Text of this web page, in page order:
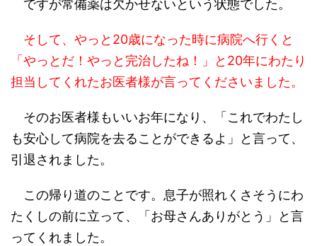
ですが常備薬は欠かせないという状態でした。
そして、やっと20歳になった時に病院へ行くと
「やっとだ！やっと完治したね！」と20年にわたり
担当してくれたお医者様が言ってくださいました。
そのお医者様もいいお年になり、「これでわたし
も安心して病院を去ることができるよ」と言って、
引退されました。
この帰り道のことです。息子が照れくさそうにわ
たくしの前に立って、「お母さんありがとう」と言
ってくれました。